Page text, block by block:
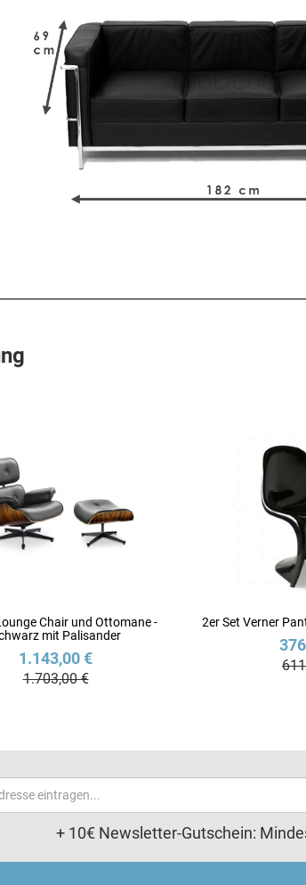
Chair und Ottomane -
mit Palisander
1.143,00 €
1.703,00 €
2er Set Verner
+ 10€ Newsletter-Gutschein: